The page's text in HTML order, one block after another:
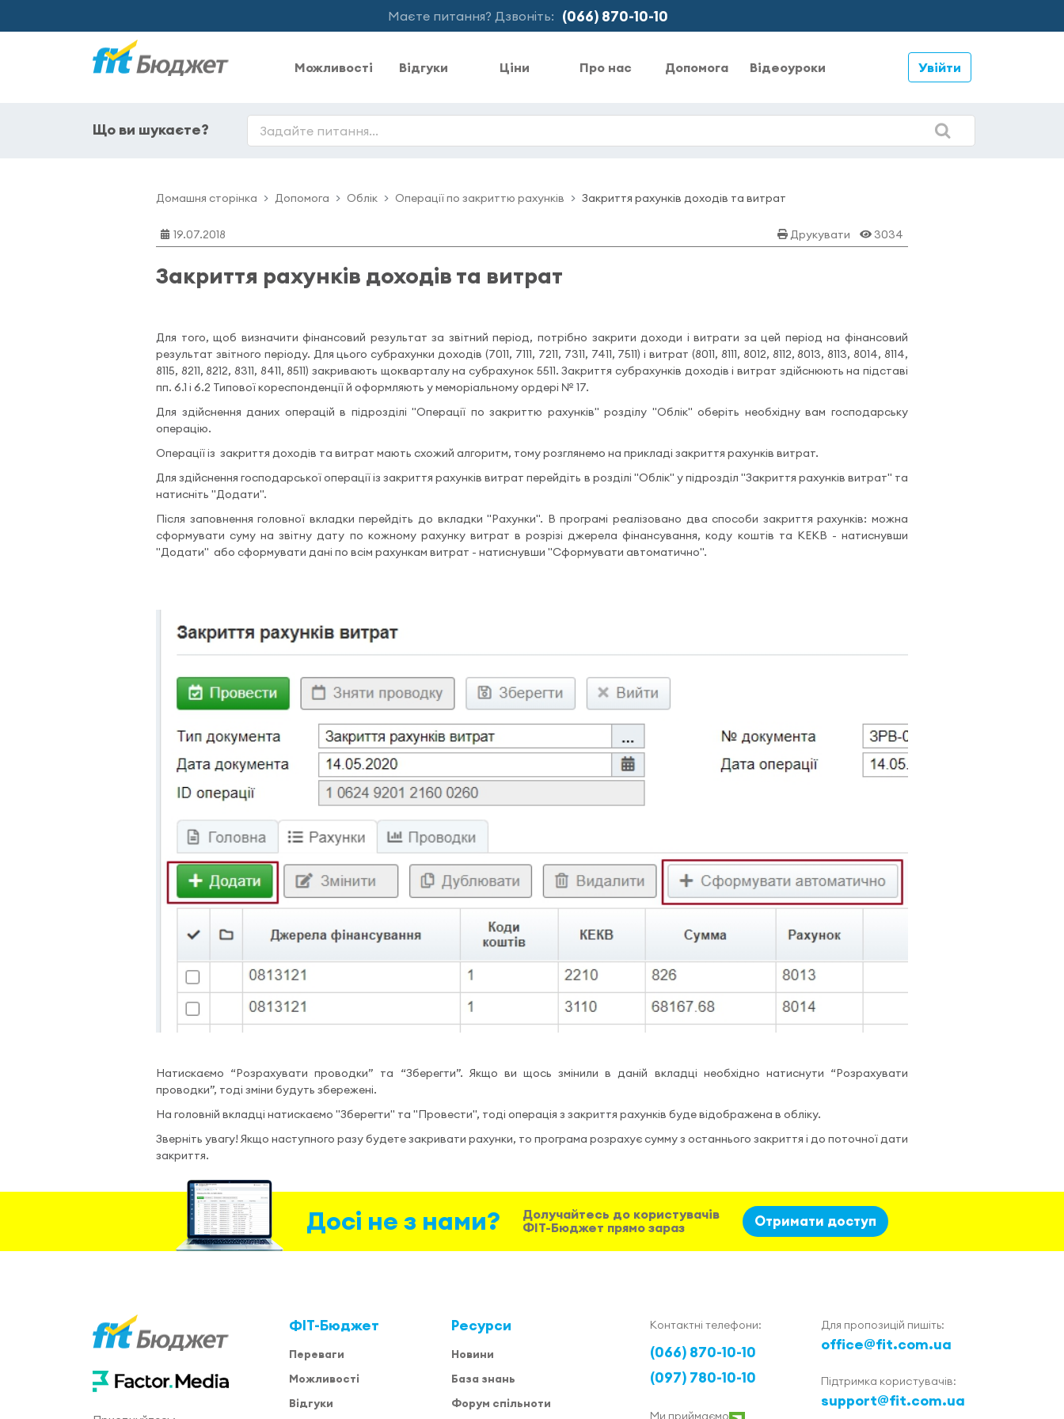
Маєте питання? Дзвоніть: (066) 870-10-10
Можливості Відгуки Ціни Про нас Допомога Відеоуроки Увійти
Що ви шукаєте?
Домашня сторінка Допомога Облік Операції по закриттю рахунків Закриття рахунків доходів та витрат
19.07.2018 Друкувати 3034
Закриття рахунків доходів та витрат
Для того, щоб визначити фінансовий результат за звітний період, потрібно закрити доходи і витрати за цей період на фінансовий
результат звітного періоду. Для цього субрахунки доходів (7011, 7111, 7211, 7311, 7411, 7511) і витрат (8011, 8111, 8012, 8112, 8013, 8113, 8014, 8114,
8115, 8211, 8212, 8311, 8411, 8511) закривають щокварталу на субрахунок 5511. Закриття субрахунків доходів і витрат здійснюють на підставі
пп. 6.1 і 6.2 Типової кореспонденції й оформляють у меморіальному ордері № 17.
Для здійснення даних операцій в підрозділі "Операції по закриттю рахунків" розділу "Облік" оберіть необхідну вам господарську
операцію.
Операції із закриття доходів та витрат мають схожий алгоритм, тому розглянемо на прикладі закриття рахунків витрат.
Для здійснення господарської операції із закриття рахунків витрат перейдіть в розділі "Облік" у підрозділ "Закриття рахунків витрат" та
натисніть "Додати".
Після заповнення головної вкладки перейдіть до вкладки "Рахунки". В програмі реалізовано два способи закриття рахунків: можна
сформувати суму на звітну дату по кожному рахунку витрат в розрізі джерела фінансування, коду коштів та КЕКВ - натиснувши
"Додати" або сформувати дані по всім рахункам витрат - натиснувши "Сформувати автоматично".
Натискаємо “Розрахувати проводки” та “Зберегти”. Якщо ви щось змінили в даній вкладці необхідно натиснути “Розрахувати
проводки”, тоді зміни будуть збережені.
На головній вкладці натискаємо "Зберегти" та "Провести", тоді операція з закриття рахунків буде відображена в обліку.
Зверніть увагу! Якщо наступного разу будете закривати рахунки, то програма розрахує сумму з останнього закриття і до поточної дати
закриття.
Досі не з нами?
Долучайтесь до користувачів
ФІТ-Бюджет прямо зараз
Отримати доступ
ФІТ-Бюджет
Переваги
Можливості
Відгуки
Ресурси
Новини
База знань
Форум спільноти
Контактні телефони:
(066) 870-10-10
(097) 780-10-10
Ми приймаємо
Для пропозицій пишіть:
office@fit.com.ua
Підтримка користувачів:
support@fit.com.ua